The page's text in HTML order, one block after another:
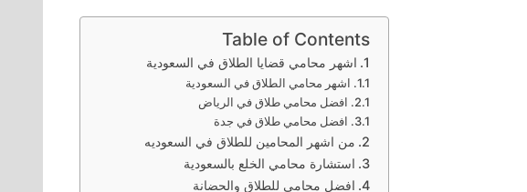
Table of Contents
اشهر محامي قضايا الطلاق في السعودية
اشهر محامي الطلاق في السعودية
افضل محامي طلاق في الرياض
افضل محامي طلاق في جدة
من اشهر المحامين للطلاق في السعوديه
استشارة محامي الخلع بالسعودية
افضل محامي للطلاق والحضانة